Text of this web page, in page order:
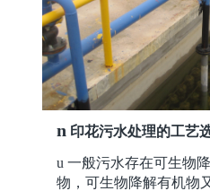
n 印花污水处理的工艺
u 一般污水存在可生物
物，可生物降解有机物